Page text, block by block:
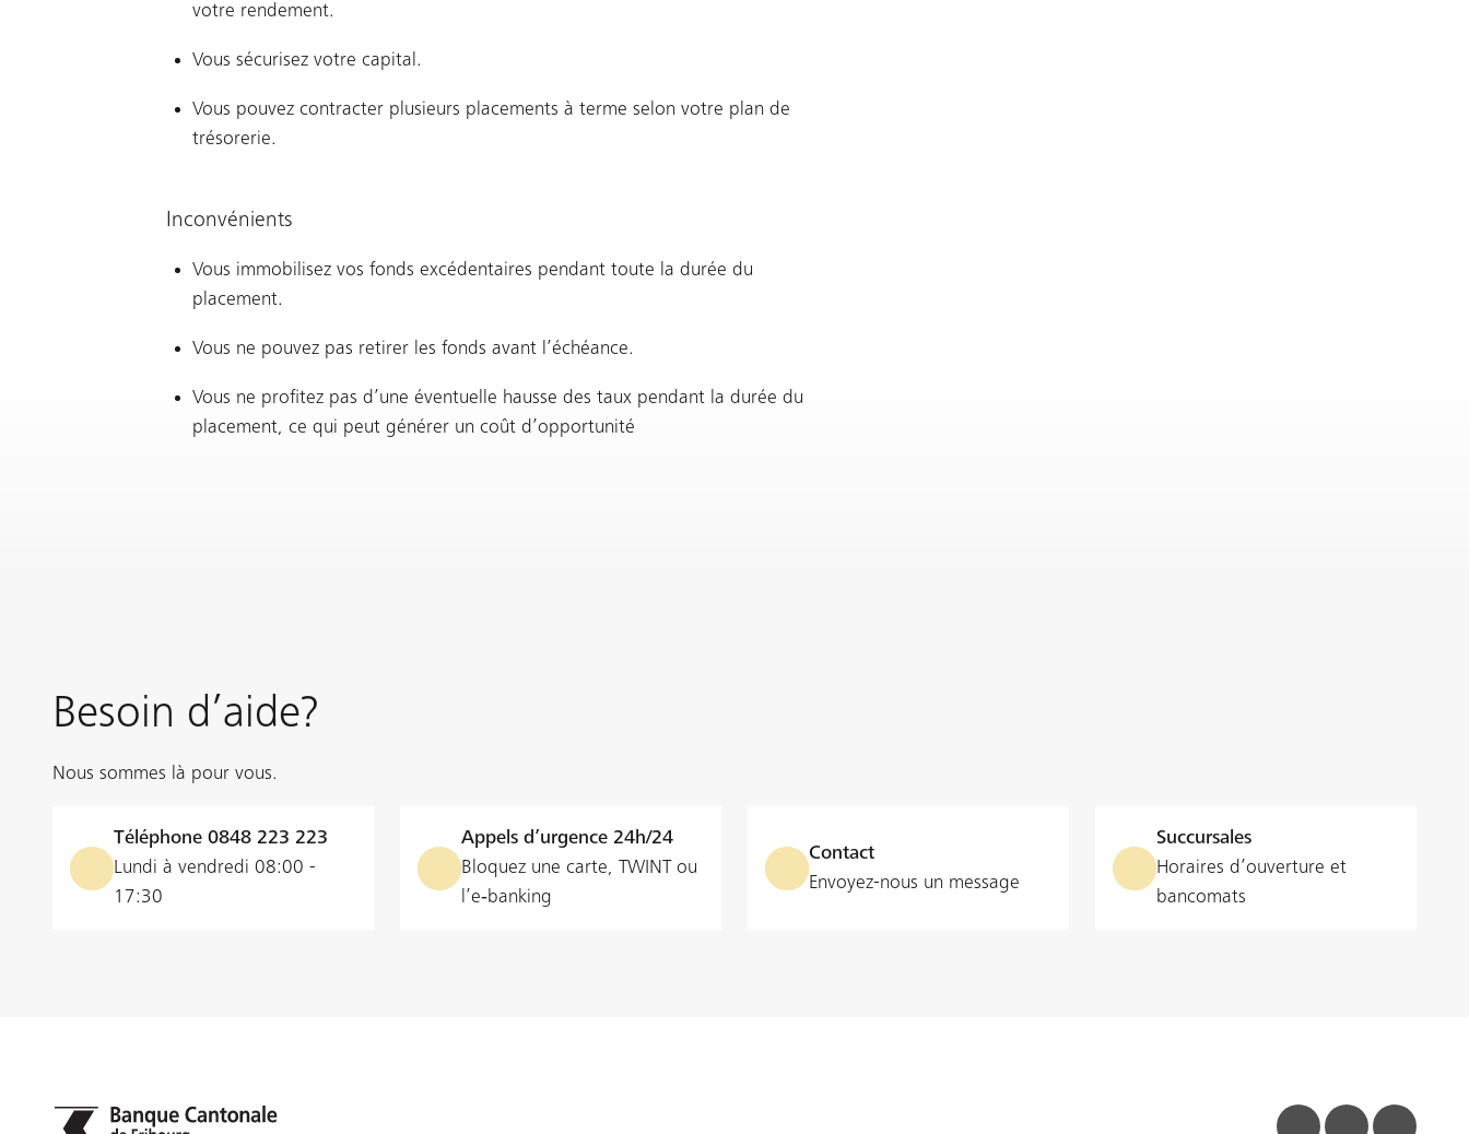
votre rendement.
Vous sécurisez votre capital.
Vous pouvez contracter plusieurs placements à terme selon votre plan de
trésorerie.
Inconvénients
Vous immobilisez vos fonds excédentaires pendant toute la durée du
placement.
Vous ne pouvez pas retirer les fonds avant l’échéance.
Vous ne profitez pas d’une éventuelle hausse des taux pendant la durée du
placement, ce qui peut générer un coût d’opportunité
Besoin d’aide?
Nous sommes là pour vous.
Téléphone 0848 223 223
Lundi à vendredi 08:00 -
17:30
Appels d’urgence 24h/24
Bloquez une carte, TWINT ou
l’e‑banking
Contact
Envoyez-nous un message
Succursales
Horaires d’ouverture et
bancomats